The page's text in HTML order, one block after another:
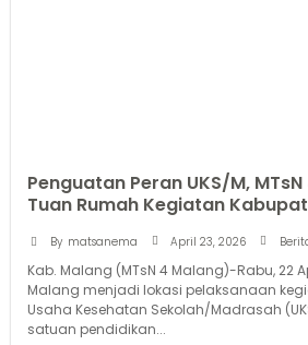
Penguatan Peran UKS/M,
Tuan Rumah Kegiatan
By matsanema April 23, 2026
Kab. Malang (MTsN 4 Malang)-Rabu, 22
Malang menjadi lokasi pelaksanaan
Usaha Kesehatan Sekolah/Madrasah
satuan pendidikan...